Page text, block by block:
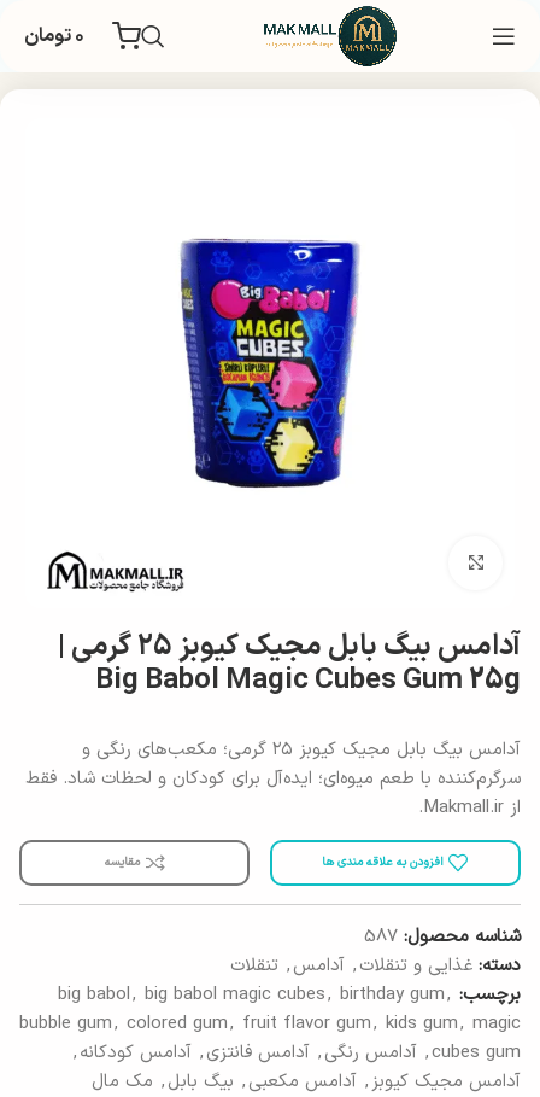
۰تومان
غذایی و تنقلات تنقلات
آدامس بیگ بابل مجیک کیوبز ۲۵ گرمی |
Big Babol Magic Cubes Gum 25g
آدامس بیگ بابل مجیک کیوبز ۲۵ گرمی؛ مکعب‌های رنگی و
سرگرم‌کننده با طعم میوه‌ای؛ ایده‌آل برای کودکان و لحظات شاد. فقط
از Makmall.ir.
افزودن به علاقه مندی ها مقایسه
شناسه محصول: 587
دسته: غذایی و تنقلات, آدامس, تنقلات
برچسب:
big babol, big babol magic cubes, birthday gum,
bubble gum, colored gum, fruit flavor gum, kids gum, magic
cubes gum
, آدامس رنگی, آدامس فانتزی, آدامس کودکانه,
آدامس مجیک کیوبز, آدامس مکعبی, بیگ بابل, مک مال